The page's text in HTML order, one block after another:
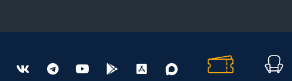
Конференция «Восток»